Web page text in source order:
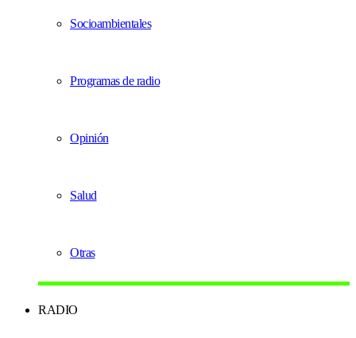
Socioambientales
Programas de radio
Opinión
Salud
Otras
RADIO